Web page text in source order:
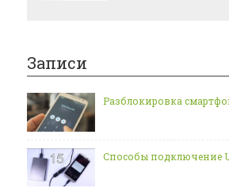
Записи
Разблокировка
Способы подключение